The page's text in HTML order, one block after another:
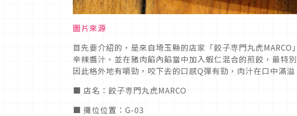
圖片來源
首先要介紹的，是來自埼玉縣的店家「餃子専門丸虎
辛辣醬汁，並在豬肉餡內餡當中加入蝦仁混合的煎餃，最特
因此格外地有嚼勁，咬下去的口感Q彈有勁，肉汁在口中滿
■ 店名：餃子専門丸虎MARCO
■ 攤位位置：G-03